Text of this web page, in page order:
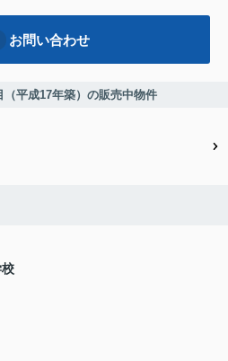
お問い合わせ
平成17年築）の販売中物件